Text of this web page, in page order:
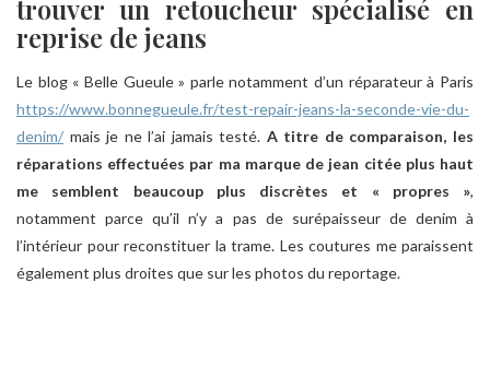
trouver un retoucheur spécialisé en
reprise de jeans
Le blog « Belle Gueule » parle notamment d’un réparateur à Paris
https://www.bonnegueule.fr/test-repair-jeans-la-seconde-vie-du-
denim/ mais je ne l’ai jamais testé. A titre de comparaison, les
réparations effectuées par ma marque de jean citée plus haut
me semblent beaucoup plus discrètes et « propres »,
notamment parce qu’il n’y a pas de surépaisseur de denim à
l’intérieur pour reconstituer la trame. Les coutures me paraissent
également plus droites que sur les photos du reportage.